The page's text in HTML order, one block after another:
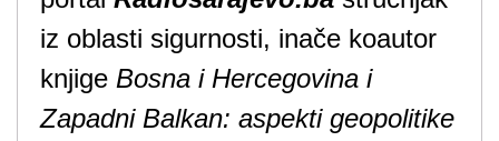
iz oblasti sigurnosti, inače koautor
knjige Bosna i Hercegovina i
Zapadni Balkan: aspekti geopolitike